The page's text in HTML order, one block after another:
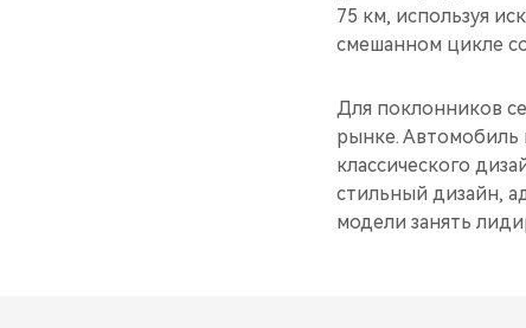
75 км, используя
смешанном цикле
Для поклонников
рынке. Автомобиль
классического
стильный дизайн,
модели занять